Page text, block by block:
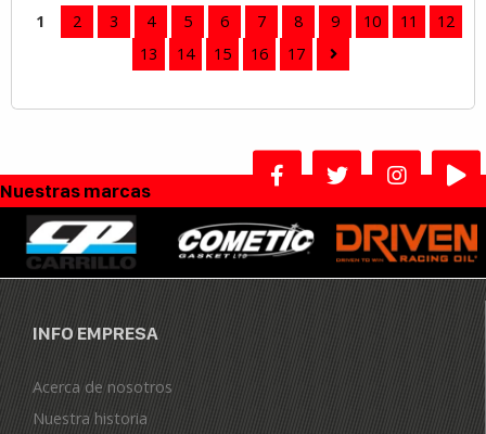
1 2 3 4 5 6 7 8 9 10 11
12
13
14 15 16 17
Nuestras marcas
INFO EMPRESA
Acerca de nosotros
Nuestra historia